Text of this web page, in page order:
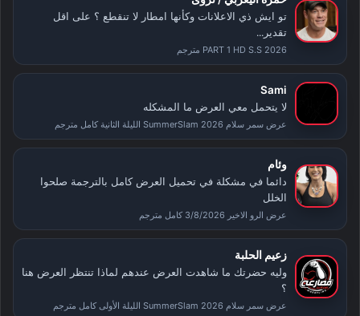
تو ايش ذي الاعلانات وكأنها امطار لا تنقطع ؟ على اقل
تقدير...
PART 1 HD S.S 2026 مترجم
Sami
لا يتحمل معي العرض ما المشكله
عرض سمر سلام SummerSlam 2026 الليلة الثانية كامل مترجم
وئام
دائما في مشكلة في تحميل العرض كامل بالترجمة صلحوا
الخلل
عرض الرو الاخير 3/8/2026 كامل مترجم
زعيم الحلبة
وليه حضرتك ما شاهدت العرض عندهم لماذا تنتظر العرض هنا
؟
عرض سمر سلام SummerSlam 2026 الليلة الأولى كامل مترجم